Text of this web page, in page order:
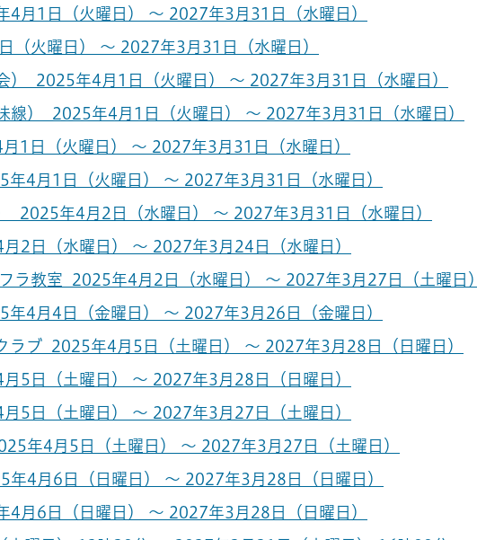
月1日（火曜日） ～ 2027年3月31日（水曜日）
（火曜日） ～ 2027年3月31日（水曜日）
） 2025年4月1日（火曜日） ～ 2027年3月31日（水曜日）
線） 2025年4月1日（火曜日） ～ 2027年3月31日（水曜日）
1日（火曜日） ～ 2027年3月31日（水曜日）
4月1日（火曜日） ～ 2027年3月31日（水曜日）
2025年4月2日（水曜日） ～ 2027年3月31日（水曜日）
2日（水曜日） ～ 2027年3月24日（水曜日）
室 2025年4月2日（水曜日） ～ 2027年3月27日（土曜日）
4月4日（金曜日） ～ 2027年3月26日（金曜日）
ラブ 2025年4月5日（土曜日） ～ 2027年3月28日（日曜日）
5日（土曜日） ～ 2027年3月28日（日曜日）
5日（土曜日） ～ 2027年3月27日（土曜日）
年4月5日（土曜日） ～ 2027年3月27日（土曜日）
4月6日（日曜日） ～ 2027年3月28日（日曜日）
月6日（日曜日） ～ 2027年3月28日（日曜日）